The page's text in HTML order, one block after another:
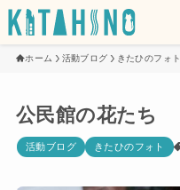
ホーム 活動ブログ きたひのフォト
公民館の花たち
活動ブログ きたひのフォト